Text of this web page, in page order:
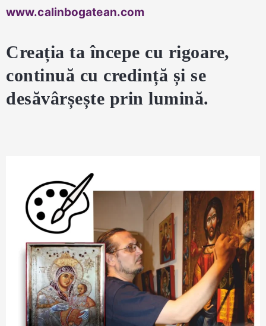
www.calinbogatean.com
Creația ta începe cu rigoare,
continuă cu credință și se
desăvârșește prin lumină.